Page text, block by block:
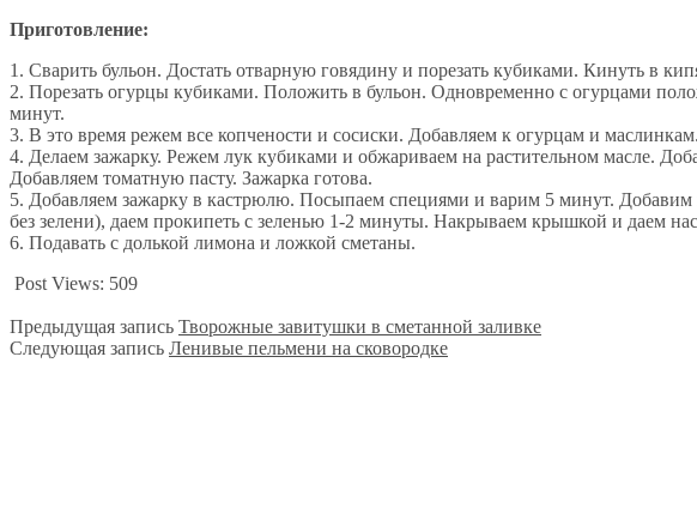
Приготовление:
1. Сварить бульон. Достать отварную говядину и порезать кубиками. Кинуть в
2. Порезать огурцы кубиками. Положить в бульон. Одновременно с огурцами
минут.
3. В это время режем все копчености и сосиски. Добавляем к огурцам и маслинкам.
4. Делаем зажарку. Режем лук кубиками и обжариваем на растительном масле.
Добавляем томатную пасту. Зажарка готова.
5. Добавляем зажарку в кастрюлю. Посыпаем специями и варим 5 минут. Добавим
без зелени), даем прокипеть с зеленью 1-2 минуты. Накрываем крышкой и даем
6. Подавать с долькой лимона и ложкой сметаны.
Post Views: 509
Предыдущая запись Творожные завитушки в сметанной заливке
Следующая запись Ленивые пельмени на сковородке